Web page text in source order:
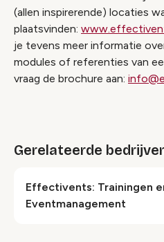
(allen inspirerende) locaties
plaatsvinden:
je tevens meer informatie
modules of referenties van
vraag de brochure aan:
Gerelateerde
Effectivents: Trainingen
Eventmanagement